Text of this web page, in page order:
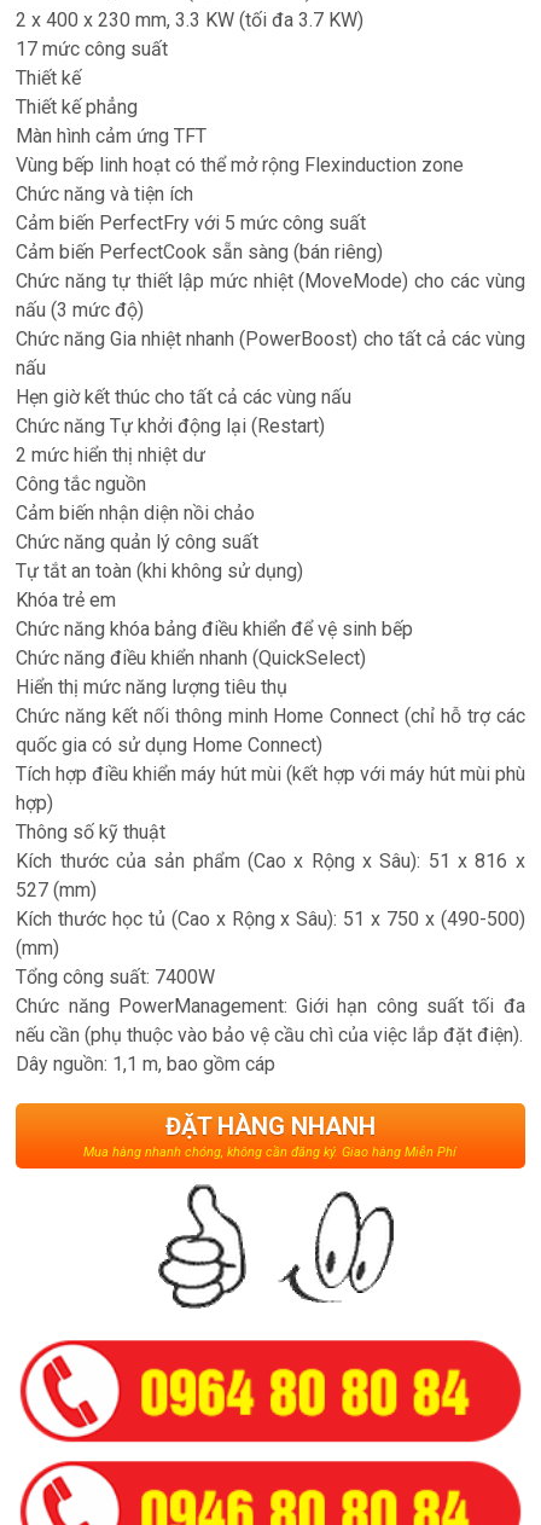
2 x 400 x 230 mm, 3.3 KW (tối đa 3.7 KW)
17 mức công suất
Thiết kế
Thiết kế phẳng
Màn hình cảm ứng TFT
Vùng bếp linh hoạt có thể mở rộng Flexinduction zone
Chức năng và tiện ích
Cảm biến PerfectFry với 5 mức công suất
Cảm biến PerfectCook sẵn sàng (bán riêng)
Chức năng tự thiết lập mức nhiệt (MoveMode) cho các vùng
nấu (3 mức độ)
Chức năng Gia nhiệt nhanh (PowerBoost) cho tất cả các vùng
nấu
Hẹn giờ kết thúc cho tất cả các vùng nấu
Chức năng Tự khởi động lại (Restart)
2 mức hiển thị nhiệt dư
Công tắc nguồn
Cảm biến nhận diện nồi chảo
Chức năng quản lý công suất
Tự tắt an toàn (khi không sử dụng)
Khóa trẻ em
Chức năng khóa bảng điều khiển để vệ sinh bếp
Chức năng điều khiển nhanh (QuickSelect)
Hiển thị mức năng lượng tiêu thụ
Chức năng kết nối thông minh Home Connect (chỉ hỗ trợ các
quốc gia có sử dụng Home Connect)
Tích hợp điều khiển máy hút mùi (kết hợp với máy hút mùi phù
hợp)
Thông số kỹ thuật
Kích thước của sản phẩm (Cao x Rộng x Sâu): 51 x 816 x
527 (mm)
Kích thước học tủ (Cao x Rộng x Sâu): 51 x 750 x (490-500)
(mm)
Tổng công suất: 7400W
Chức năng PowerManagement: Giới hạn công suất tối đa
nếu cần (phụ thuộc vào bảo vệ cầu chì của việc lắp đặt điện).
Dây nguồn: 1,1 m, bao gồm cáp
ĐẶT HÀNG NHANH
Mua hàng nhanh chóng, không cần đăng ký. Giao hàng Miễn Phí